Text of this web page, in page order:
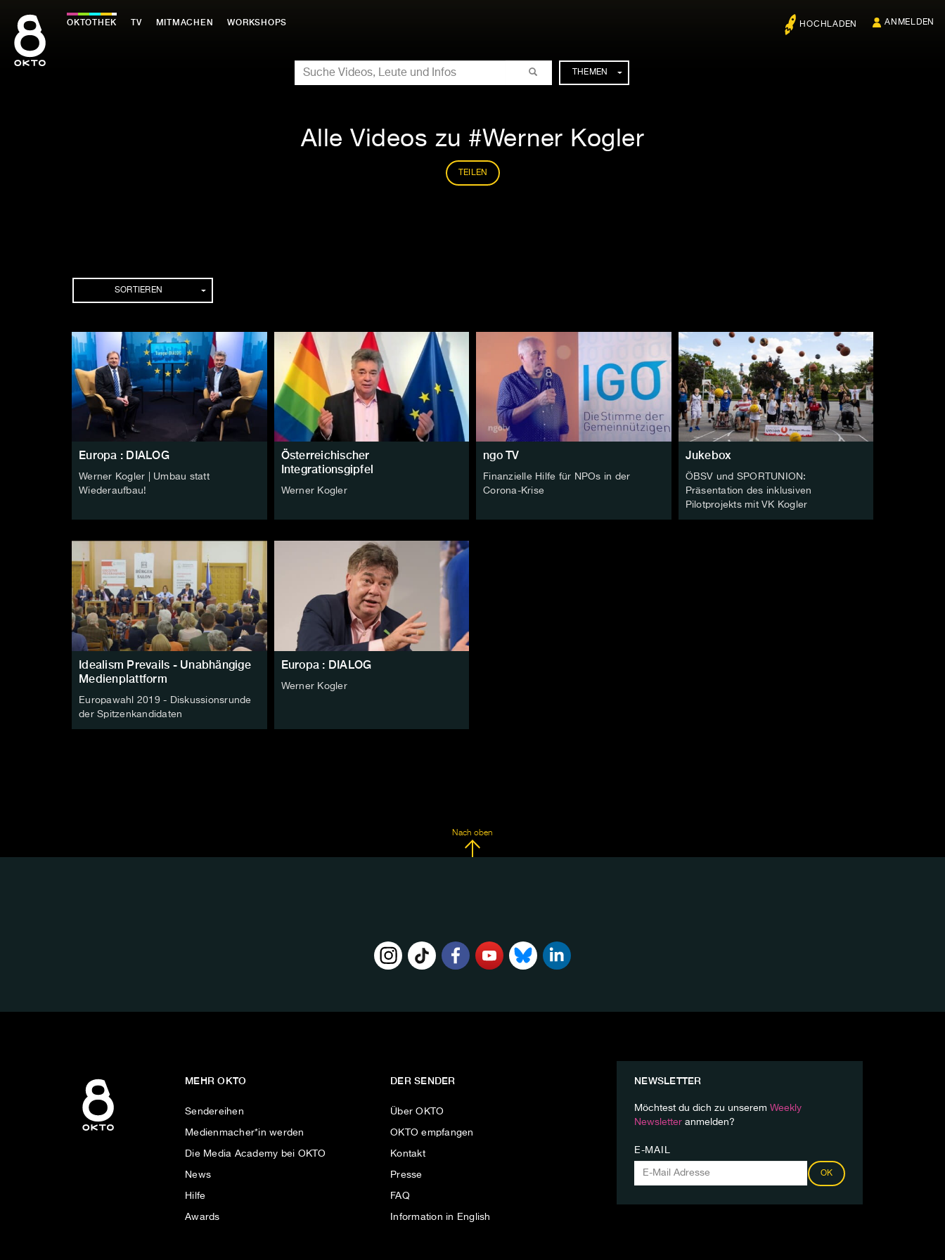
Inhalt
springen
OKTOTHEK TV MITMACHEN WORKSHOPS HOCHLADEN ANMELDEN
SUCHE
THEMEN
Alle Videos zu #Werner Kogler
TEILEN
SORTIEREN
Europa : DIALOG
Werner Kogler | Umbau statt
Wiederaufbau!
Österreichischer
Integrationsgipfel
Werner Kogler
ngo TV
Finanzielle Hilfe für NPOs in der
Corona-Krise
Jukebox
ÖBSV und SPORTUNION:
Präsentation des inklusiven
Pilotprojekts mit VK Kogler
Idealism Prevails - Unabhängige
Medienplattform
Europawahl 2019 - Diskussionsrunde
der Spitzenkandidaten
Europa : DIALOG
Werner Kogler
Nach oben
MEHR OKTO
Sendereihen
Medienmacher*in werden
Die Media Academy bei OKTO
News
Hilfe
Awards
DER SENDER
Über OKTO
OKTO empfangen
Kontakt
Presse
FAQ
Information in English
NEWSLETTER
Möchtest du dich zu unserem Weekly
Newsletter anmelden?
E-MAIL
OK